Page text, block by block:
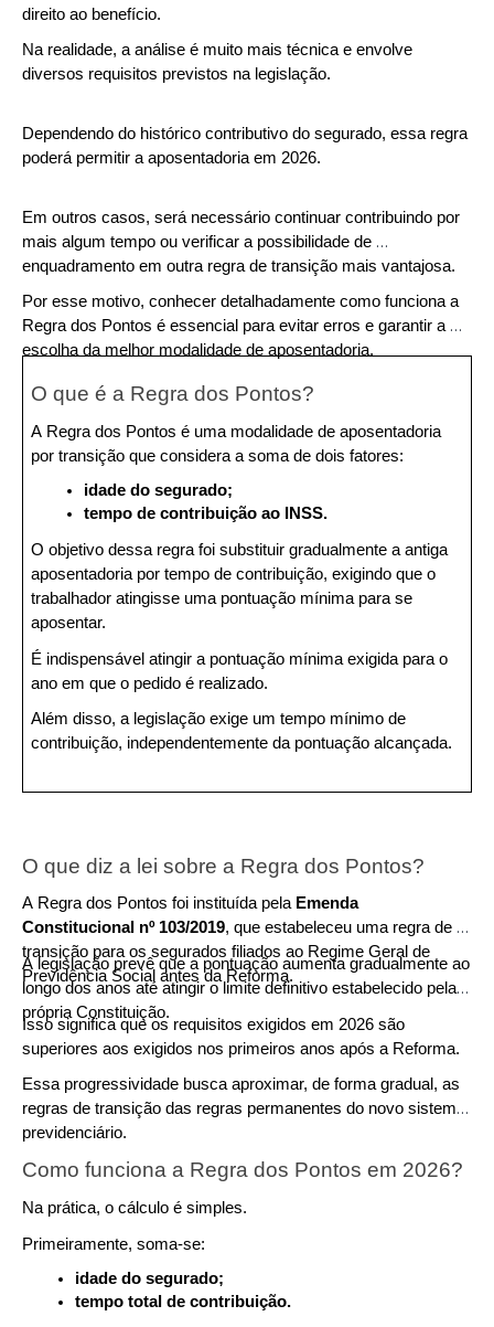
direito ao benefício.
Na realidade, a análise é muito mais técnica e envolve
diversos requisitos previstos na legislação.
Dependendo do histórico contributivo do segurado, essa regra
poderá permitir a aposentadoria em 2026.
Em outros casos, será necessário continuar contribuindo por
mais algum tempo ou verificar a possibilidade de
enquadramento em outra regra de transição mais vantajosa.
Por esse motivo, conhecer detalhadamente como funciona a
Regra dos Pontos é essencial para evitar erros e garantir a
escolha da melhor modalidade de aposentadoria.
O que é a Regra dos Pontos?
A Regra dos Pontos é uma modalidade de aposentadoria
por transição que considera a soma de dois fatores:
idade do segurado;
tempo de contribuição ao INSS.
O objetivo dessa regra foi substituir gradualmente a antiga
aposentadoria por tempo de contribuição, exigindo que o
trabalhador atingisse uma pontuação mínima para se
aposentar.
É indispensável atingir a pontuação mínima exigida para o
ano em que o pedido é realizado.
Além disso, a legislação exige um tempo mínimo de
contribuição, independentemente da pontuação alcançada.
O que diz a lei sobre a Regra dos Pontos?
A Regra dos Pontos foi instituída pela Emenda
Constitucional nº 103/2019, que estabeleceu uma regra de
transição para os segurados filiados ao Regime Geral de
Previdência Social antes da Reforma.
A legislação prevê que a pontuação aumenta gradualmente ao
longo dos anos até atingir o limite definitivo estabelecido pela
própria Constituição.
Isso significa que os requisitos exigidos em 2026 são
superiores aos exigidos nos primeiros anos após a Reforma.
Essa progressividade busca aproximar, de forma gradual, as
regras de transição das regras permanentes do novo sistema
previdenciário.
Como funciona a Regra dos Pontos em 2026?
Na prática, o cálculo é simples.
Primeiramente, soma-se:
idade do segurado;
tempo total de contribuição.